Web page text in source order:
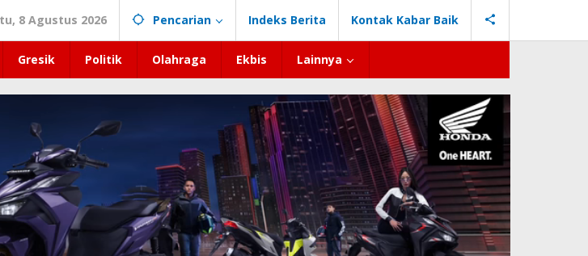
8 Agustus 2026 Pencarian Indeks Berita Kontak Kabar Baik
Gresik Politik Olahraga Ekbis Lainnya